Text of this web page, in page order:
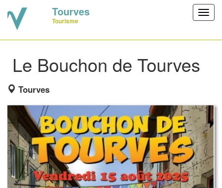
Tourves
Tourisme
Le Bouchon de Tourves
Tourves